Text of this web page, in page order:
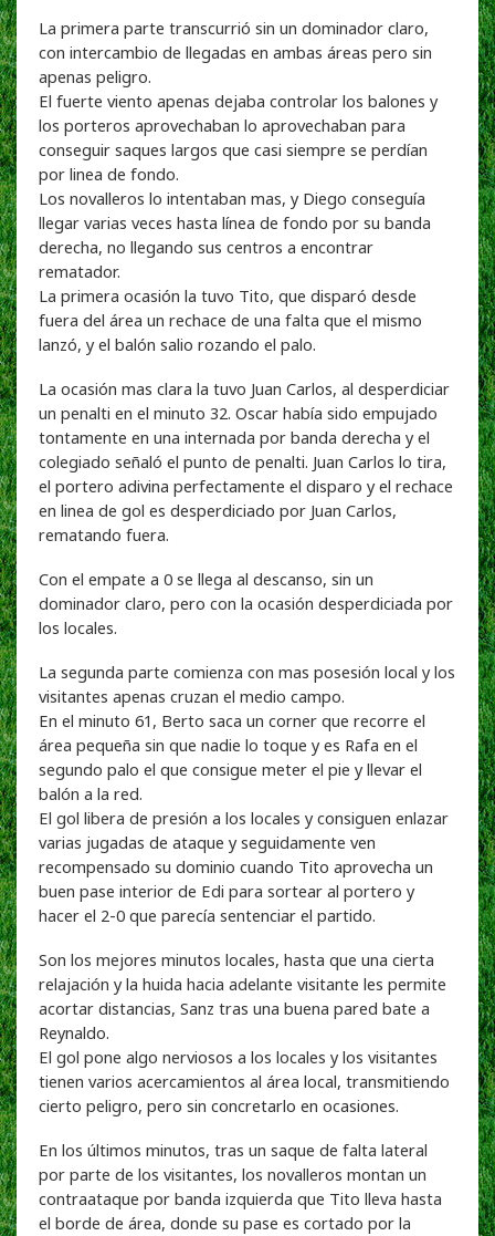
La primera parte transcurrió sin un dominador claro,
con intercambio de llegadas en ambas áreas pero sin
apenas peligro.
El fuerte viento apenas dejaba controlar los balones y
los porteros aprovechaban lo aprovechaban para
conseguir saques largos que casi siempre se perdían
por linea de fondo.
Los novalleros lo intentaban mas, y Diego conseguía
llegar varias veces hasta línea de fondo por su banda
derecha, no llegando sus centros a encontrar
rematador.
La primera ocasión la tuvo Tito, que disparó desde
fuera del área un rechace de una falta que el mismo
lanzó, y el balón salio rozando el palo.
La ocasión mas clara la tuvo Juan Carlos, al desperdiciar
un penalti en el minuto 32. Oscar había sido empujado
tontamente en una internada por banda derecha y el
colegiado señaló el punto de penalti. Juan Carlos lo tira,
el portero adivina perfectamente el disparo y el rechace
en linea de gol es desperdiciado por Juan Carlos,
rematando fuera.
Con el empate a 0 se llega al descanso, sin un
dominador claro, pero con la ocasión desperdiciada por
los locales.
La segunda parte comienza con mas posesión local y los
visitantes apenas cruzan el medio campo.
En el minuto 61, Berto saca un corner que recorre el
área pequeña sin que nadie lo toque y es Rafa en el
segundo palo el que consigue meter el pie y llevar el
balón a la red.
El gol libera de presión a los locales y consiguen enlazar
varias jugadas de ataque y seguidamente ven
recompensado su dominio cuando Tito aprovecha un
buen pase interior de Edi para sortear al portero y
hacer el 2-0 que parecía sentenciar el partido.
Son los mejores minutos locales, hasta que una cierta
relajación y la huida hacia adelante visitante les permite
acortar distancias, Sanz tras una buena pared bate a
Reynaldo.
El gol pone algo nerviosos a los locales y los visitantes
tienen varios acercamientos al área local, transmitiendo
cierto peligro, pero sin concretarlo en ocasiones.
En los últimos minutos, tras un saque de falta lateral
por parte de los visitantes, los novalleros montan un
contraataque por banda izquierda que Tito lleva hasta
el borde de área, donde su pase es cortado por la